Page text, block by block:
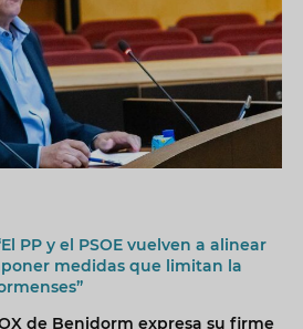
PP y el PSOE vuelven a alinear
medidas que limitan la
de Benidorm expresa su firme